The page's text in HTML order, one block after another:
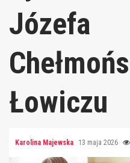
Józefa
Łowiczu
Karolina Majewska 13 maja 2026